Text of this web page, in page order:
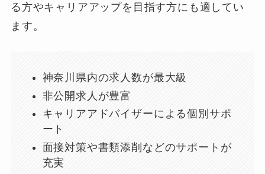
る方やキャリアアップを目指す方にも適してい
ます。
神奈川県内の求人数が最大級
非公開求人が豊富
キャリアアドバイザーによる個別サポ
ート
面接対策や書類添削などのサポートが
充実